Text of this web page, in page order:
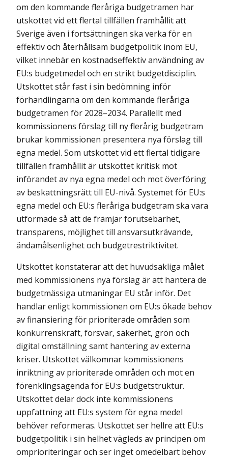
om den kommande fleråriga budgetramen har
utskottet vid ett flertal tillfällen framhållit att
Sverige även i fortsättningen ska verka för en
effektiv och återhållsam budgetpolitik inom EU,
vilket innebär en kostnadseffektiv användning av
EU:s budgetmedel och en strikt budgetdisciplin.
Utskottet står fast i sin bedömning inför
förhandlingarna om den kommande fleråriga
budgetramen för 2028–2034. Parallellt med
kommissionens förslag till ny flerårig budgetram
brukar kommissionen presentera nya förslag till
egna medel. Som utskottet vid ett flertal tidigare
tillfällen framhållit är utskottet kritisk mot
införandet av nya egna medel och mot överföring
av beskattningsrätt till EU-nivå. Systemet för EU:s
egna medel och EU:s fleråriga budgetram ska vara
utformade så att de främjar förutsebarhet,
transparens, möjlighet till ansvarsutkrävande,
ändamålsenlighet och budgetrestriktivitet.
Utskottet konstaterar att det huvudsakliga målet
med kommissionens nya förslag är att hantera de
budgetmässiga utmaningar EU står inför. Det
handlar enligt kommissionen om EU:s ökade behov
av finansiering för prioriterade områden som
konkurrenskraft, försvar, säkerhet, grön och
digital omställning samt hantering av externa
kriser. Utskottet välkomnar kommissionens
inriktning av prioriterade områden och mot en
förenklingsagenda för EU:s budgetstruktur.
Utskottet delar dock inte kommissionens
uppfattning att EU:s system för egna medel
behöver reformeras. Utskottet ser hellre att EU:s
budgetpolitik i sin helhet vägleds av principen om
omprioriteringar och ser inget omedelbart behov